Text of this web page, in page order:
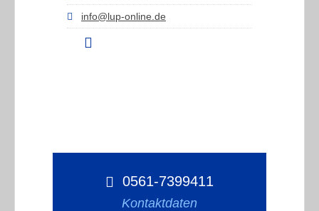
info@lup-online.de
0561-7399411
Kontaktdaten